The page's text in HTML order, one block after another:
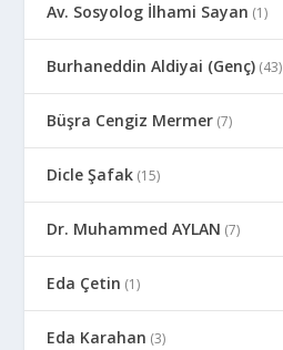
Av. Sosyolog İlhami Sayan (1)
Burhaneddin Aldiyai (Genç) (43)
Büşra Cengiz Mermer (7)
Dicle Şafak (15)
Dr. Muhammed AYLAN (7)
Eda Çetin (1)
Eda Karahan (3)